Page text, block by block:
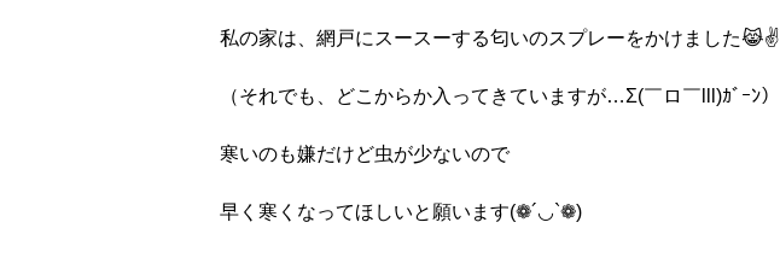
私の家は、網戸にスースーする匂いのスプレーをかけました😹✌️
（それでも、どこからか入ってきていますが…Σ(￣ロ￣lll)ｶﾞｰﾝ）
寒いのも嫌だけど虫が少ないので
早く寒くなってほしいと願います(❁´◡`❁)